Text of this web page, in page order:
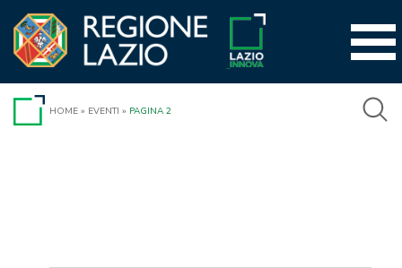
contenuto
HOME » EVENTI » PAGINA 2